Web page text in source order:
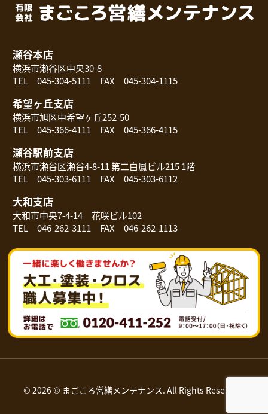
瀬谷本店
横浜市瀬谷区中央30-8
TEL 045-304-5111 FAX 045-304-1115
希望ヶ丘支店
横浜市旭区中希望ヶ丘252-50
TEL 045-366-4111 FAX 045-366-4115
瀬谷駅前支店
横浜市瀬谷区瀬谷4-8-11 第二白鳳ビル215 1階
TEL 045-303-6111 FAX 045-303-6112
大和支店
大和市中央7-4-14 花咲ビル102
TEL 046-262-3111 FAX 046-262-1113
© 2026 © まごころ営繕メンテナンス. All Rights Reserved.